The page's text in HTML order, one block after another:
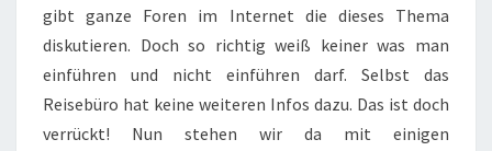
gibt ganze Foren im Internet die dieses Thema
diskutieren. Doch so richtig weiß keiner was man
einführen und nicht einführen darf. Selbst das
Reisebüro hat keine weiteren Infos dazu. Das ist doch
verrückt! Nun stehen wir da mit einigen